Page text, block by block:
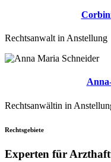
Rechtsanwalt in Anstellung
Rechtsanwältin in
Rechtsgebiete
Experten für